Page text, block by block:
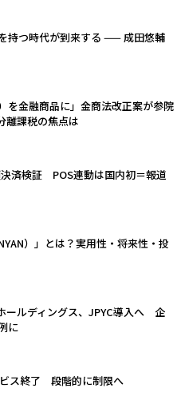
持つ時代が到来する —— 成田悠輔
を金融商品に」金商法改正案が参院
課税の焦点は
決済検証 POS連動は国内初＝報道
）」とは？実用性・将来性・投
ールディングス、JPYC導入へ 企
に
ス終了 段階的に制限へ